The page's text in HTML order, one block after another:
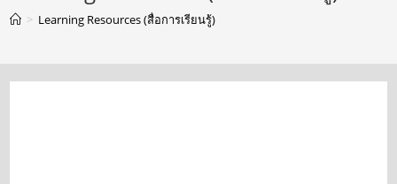
> Learning Resources (สื่อการเรียนรู้)